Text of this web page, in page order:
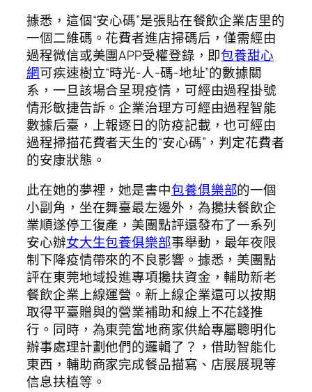
據悉，這個“安心碼”是張貼在餐飲企業店里的
一個二維碼。花費者進店掃碼后，僅需經由
過程微信或美團APP受權登錄，即包養甜心
網可疾速樹立“時光-人-碼-地址”的數據關
系，一旦該場合呈現疫情，可經由過程掛號
情形敏捷告訴。企業治理方可經由過程智能
數據后臺，上報逐日的防疫記載，也可經由
過程掃描花費者天生的“安心碼”，判定花費者
的安康狀態。
此在她的夢裡，她是書中包養俱樂部的一個
小副角，坐在舞臺最左邊外，為攙扶餐飲企
業順遂停工復產，美團點評還發布了一系列
安心辦女大生包養俱樂部事舉動，最年夜限
制下降疫情帶來的不良影響。據悉，美團點
評在東莞地域投進專項攙扶資金，輔助新老
餐飲企業上線運營。新上線企業還可以按期
取得平臺贈與的營業補助和線上不花錢推
行。同時，為東莞當地商家供給專屬聰明化
辦事處理計劃他們的邏輯了？，借助智能化
東西，輔助商家完成餐品描寫、店展展現等
信息扶植等。